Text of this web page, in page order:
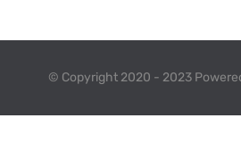
© Copyright 2020 - 2023